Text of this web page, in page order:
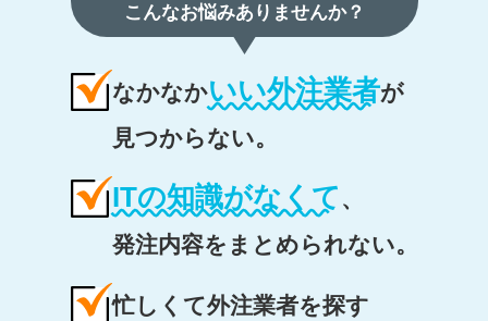
こんなお悩みありませんか？
なかなかいい外注業者が
見つからない。
ITの知識がなくて 、
発注内容をまとめられない。
忙しくて外注業者を探す